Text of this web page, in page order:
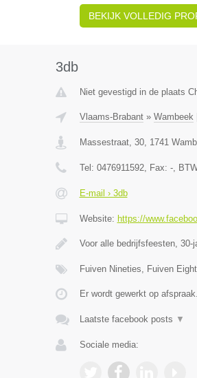
BEKIJK VOLLEDIG
3db
Niet gevestigd in de plaats
Vlaams-Brabant» Wambeek|
Massestraat, 30, 1741
Tel: 0476911592, Fax: -,
E-mail › 3db
Website: https://
Voor alle bedrijfsfeesten, 30-
Fuiven Nineties, Fuiven
Er wordt gewerkt op afspraak.
Laatste facebook posts ▼
Sociale media: